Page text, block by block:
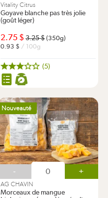
Vitality Citrus
Goyave blanche pas très jolie
(goût léger)
2.75 3.25
(350g)
0.93
/ 100g
(5)
Nouveauté
- +
AG CHAVIN
Morceaux de mangue